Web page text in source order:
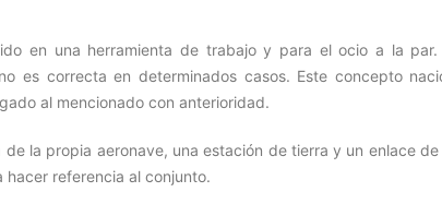
en una herramienta de trabajo y para el ocio a la par.
es correcta en determinados casos. Este concepto
al mencionado con anterioridad.
la propia aeronave, una estación de tierra y un enlace
referencia al conjunto.